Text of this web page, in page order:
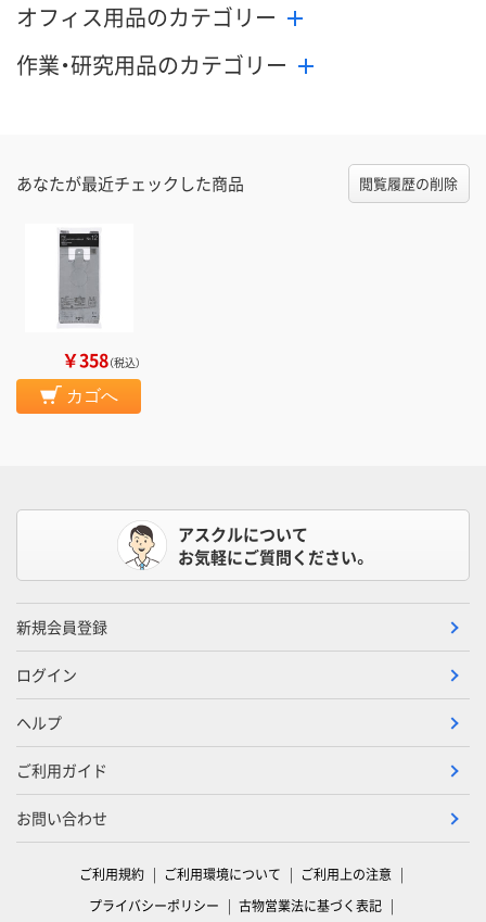
オフィス用品のカテゴリー
作業・研究用品のカテゴリー
あなたが最近チェックした商品 閲覧履歴の削除
￥358（税込）
カゴへ
アスクルについて
お気軽にご質問ください。
新規会員登録
ログイン
ヘルプ
ご利用ガイド
お問い合わせ
ご利用規約 ご利用環境について
ご利用上の注意
プライバシーポリシー
古物営業法に基づく表記